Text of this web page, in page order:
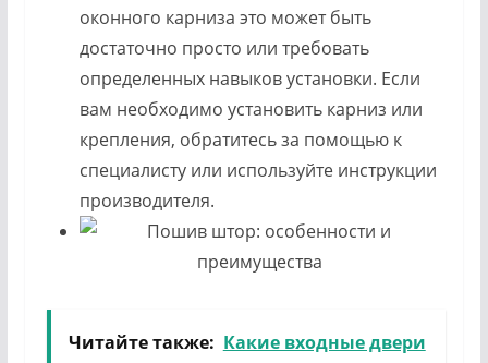
оконного карниза это может быть
достаточно просто или требовать
определенных навыков установки. Если
вам необходимо установить карниз или
крепления, обратитесь за помощью к
специалисту или используйте инструкции
производителя.
Читайте также: Какие входные двери